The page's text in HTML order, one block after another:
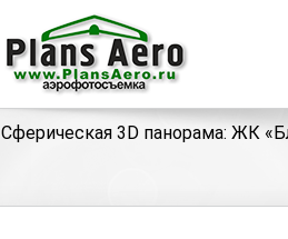
Сферическая 3D панорама: ЖК